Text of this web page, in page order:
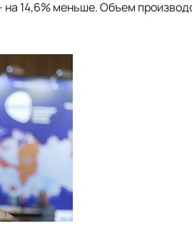
14,6% меньше. Объем